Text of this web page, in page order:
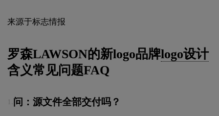
来源于标志情报
罗森LAWSON的新logo品牌logo设计
含义常见问题FAQ
问：源文件全部交付吗？